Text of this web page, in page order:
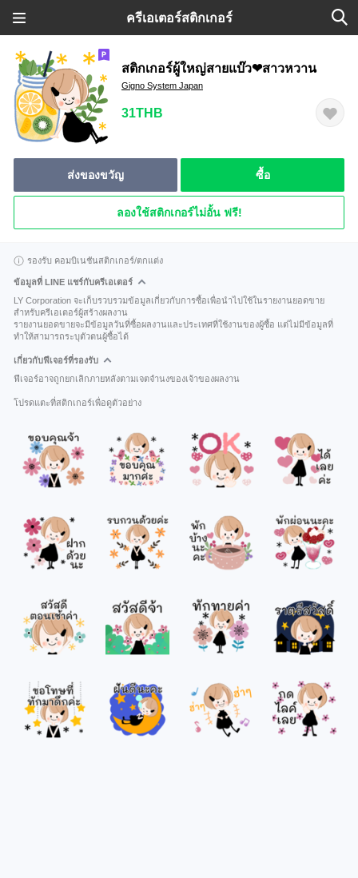
ครีเอเตอร์สติกเกอร์
สติกเกอร์ผู้ใหญ่สายแบ๊ว❤สาวหวาน
Gigno System Japan
31THB
ส่งของขวัญ ซื้อ
ลองใช้สติกเกอร์ไม่อั้น ฟรี!
รองรับ คอมบิเนชันสติกเกอร์/ตกแต่ง
ข้อมูลที่ LINE แชร์กับครีเอเตอร์
LY Corporation จะเก็บรวบรวมข้อมูลเกี่ยวกับการซื้อเพื่อนำไปใช้ในรายงานยอดขาย
สำหรับครีเอเตอร์ผู้สร้างผลงาน
รายงานยอดขายจะมีข้อมูลวันที่ซื้อผลงานและประเทศที่ใช้งานของผู้ซื้อ แต่ไม่มีข้อมูลที่
ทำให้สามารถระบุตัวตนผู้ซื้อได้
เกี่ยวกับฟีเจอร์ที่รองรับ
ฟีเจอร์อาจถูกยกเลิกภายหลังตามเจตจำนงของเจ้าของผลงาน
โปรดแตะที่สติกเกอร์เพื่อดูตัวอย่าง